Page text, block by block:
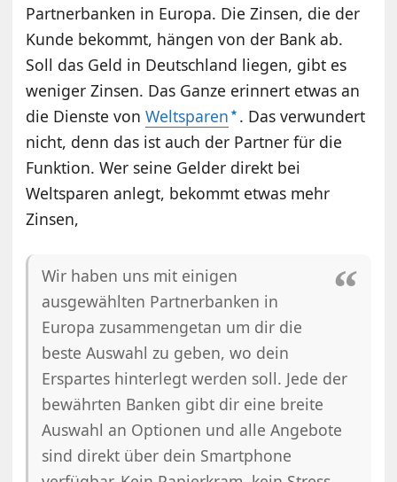
Partnerbanken in Europa. Die Zinsen, die der
Kunde bekommt, hängen von der Bank ab.
Soll das Geld in Deutschland liegen, gibt es
weniger Zinsen. Das Ganze erinnert etwas an
die Dienste vonWeltsparen . Das verwundert
nicht, denn das ist auch der Partner für die
Funktion. Wer seine Gelder direkt bei
Weltsparen anlegt, bekommt etwas mehr
Zinsen,
Wir haben uns mit einigen
ausgewählten Partnerbanken in
Europa zusammengetan um dir die
beste Auswahl zu geben, wo dein
Erspartes hinterlegt werden soll. Jede der
bewährten Banken gibt dir eine breite
Auswahl an Optionen und alle Angebote
sind direkt über dein Smartphone